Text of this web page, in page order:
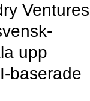
Ventures
upp
baserade